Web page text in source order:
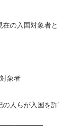
在の入国対象者
象者
の人らが入国を許